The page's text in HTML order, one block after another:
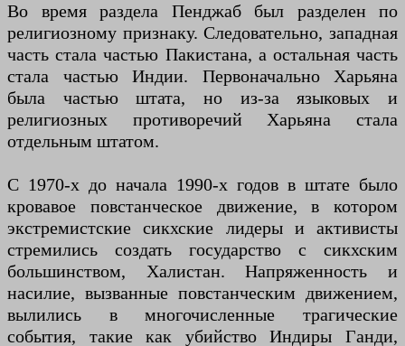
Во время раздела Пенджаб был разделен по
религиозному признаку. Следовательно, западная
часть стала частью Пакистана, а остальная часть
стала частью Индии. Первоначально Харьяна
была частью штата, но из-за языковых и
религиозных противоречий Харьяна стала
отдельным штатом.
С 1970-х до начала 1990-х годов в штате было
кровавое повстанческое движение, в котором
экстремистские сикхские лидеры и активисты
стремились создать государство с сикхским
большинством, Халистан. Напряженность и
насилие, вызванные повстанческим движением,
вылились в многочисленные трагические
события, такие как убийство Индиры Ганди,